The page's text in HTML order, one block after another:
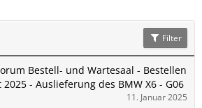
Filter
Bestell- und Wartesaal - Bestellen
- Auslieferung des BMW X6 - G06
11. Januar 2025